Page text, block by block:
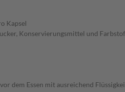
Kapsel
Konservierungsmittel und
dem Essen mit ausreichend